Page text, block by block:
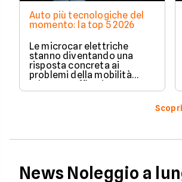
Auto più tecnologiche del
momento: la top 5 2026
Le microcar elettriche
stanno diventando una
risposta concreta ai
problemi della mobilità
urbana: traffico intenso,
parcheggi limitati e costi di
News Noleggio a